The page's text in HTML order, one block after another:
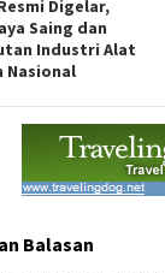
Digelar,
Saing dan
Industri Alat
Nasional
Balasan